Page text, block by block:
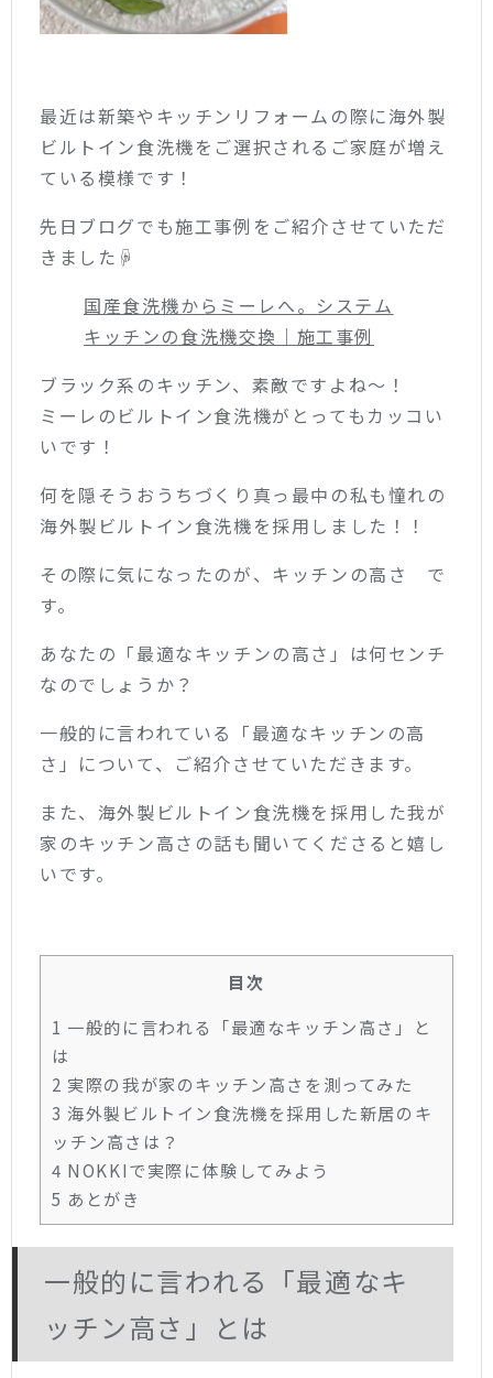
最近は新築やキッチンリフォームの際に海外製
ビルトイン食洗機をご選択されるご家庭が増え
ている模様です！
先日ブログでも施工事例をご紹介させていただ
きました☟
国産食洗機からミーレへ。システム
キッチンの食洗機交換｜施工事例
ブラック系のキッチン、素敵ですよね～！
ミーレのビルトイン食洗機がとってもカッコい
いです！
何を隠そうおうちづくり真っ最中の私も憧れの
海外製ビルトイン食洗機を採用しました！！
その際に気になったのが、キッチンの高さ で
す。
あなたの「最適なキッチンの高さ」は何センチ
なのでしょうか？
一般的に言われている「最適なキッチンの高
さ」について、ご紹介させていただきます。
また、海外製ビルトイン食洗機を採用した我が
家のキッチン高さの話も聞いてくださると嬉し
いです。
目次
1 一般的に言われる「最適なキッチン高さ」と
は
2 実際の我が家のキッチン高さを測ってみた
3 海外製ビルトイン食洗機を採用した新居のキ
ッチン高さは？
4 NOKKIで実際に体験してみよう
5 あとがき
一般的に言われる「最適なキ
ッチン高さ」とは